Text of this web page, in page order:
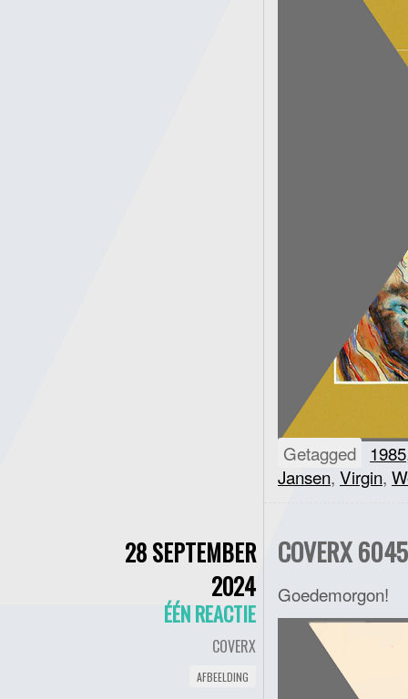
Getagged 1985
Jansen, Virgin,
28 SEPTEMBER
2024
ÉÉN REACTIE
COVERX
AFBEELDING
COVERX
Goedemorgon!